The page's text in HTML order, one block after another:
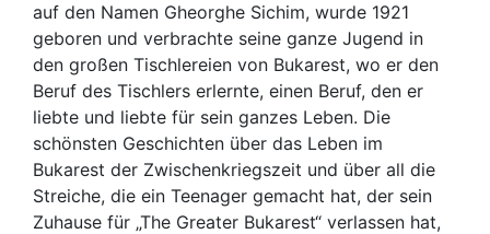
auf den Namen Gheorghe Sichim, wurde 1921
geboren und verbrachte seine ganze Jugend in
den großen Tischlereien von Bukarest, wo er den
Beruf des Tischlers erlernte, einen Beruf, den er
liebte und liebte für sein ganzes Leben. Die
schönsten Geschichten über das Leben im
Bukarest der Zwischenkriegszeit und über all die
Streiche, die ein Teenager gemacht hat, der sein
Zuhause für „The Greater Bukarest“ verlassen hat,